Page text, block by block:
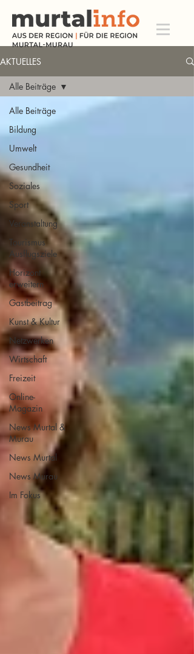
AKTUELLES
Alle Beiträge
Bildung
Umwelt
Gesundheit
Soziales
Sport
Veranstaltung
Tourismus
Ausflugsziele
Horizont
erweitern
Gastbeitrag
Kunst & Kultur
Netzwerken
Wirtschaft
Freizeit
Online-
Magazin
News Murtal &
Murau
News Murtal
News Murau
Im Fokus
Alle Beiträge